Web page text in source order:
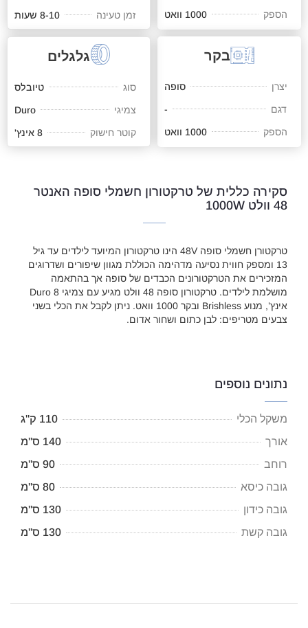
הספק 1000 וואט זמן טעינה 8-10 שעות
בקר
יצרן סופה
דגם -
הספק 1000 וואט
גלגלים
סוג טיובלס
צמיגי Duro
קוטר חישוק 8 אינץ'
סקירה כללית של טרקטורון חשמלי סופה האנטר
48 וולט 1000W
טרקטורן חשמלי סופה 48V הינו טרקטורון המיועד לילדים עד גיל
13 ומספק חווית נסיעה מדהימה הכוללת מגוון שיפורים ושדרוגים
המזכירים את הטרקטורונים הכבדים של סופה אך בהתאמה
מושלמת לילדים. טרקטורון סופה 48 וולט מגיע עם צמיגי Duro 8
אינץ’, מנוע Brishless ובקר 1000 וואט. ניתן לקבל את הכלי בשני
צבעים מטריפים: לבן כתום ושחור אדום.
נתונים נוספים
משקל הכלי
110 ק"ג
אורך
140 ס"מ
רוחב
90 ס"מ
גובה כיסא
80 ס"מ
גובה כידון
130 ס"מ
גובה קשת
130 ס"מ